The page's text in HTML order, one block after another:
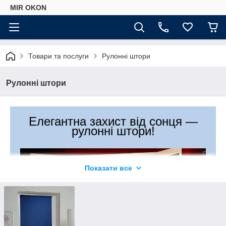
MIR OKON
Товари та послуги Рулонні штори
Рулонні штори
Елегантна захист від сонця —
рулонні штори!
Показати все